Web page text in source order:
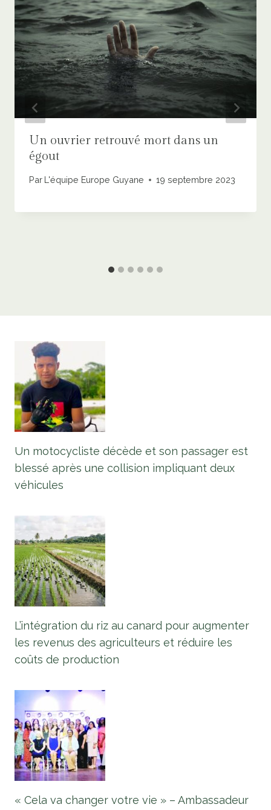
Un ouvrier retrouvé mort dans un
égout
Par L'équipe Europe Guyane 19 septembre 2023
Un motocycliste décède et son passager est
blessé après une collision impliquant deux
véhicules
L’intégration du riz au canard pour augmenter
les revenus des agriculteurs et réduire les
coûts de production
« Cela va changer votre vie » – Ambassadeur